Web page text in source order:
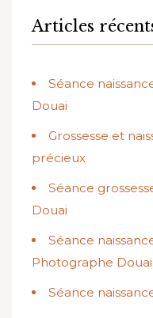
Articles
Séance
Douai
Grossesse et
précieux
Séance
Douai
Séance
Photographe Douai
Séance